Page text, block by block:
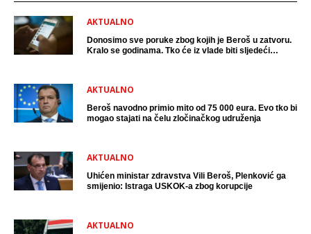
AKTUALNO
Donosimo sve poruke zbog kojih je Beroš u zatvoru.
Kralo se godinama. Tko će iz vlade biti sljedeći
AKTUALNO
Beroš navodno primio mito od 75 000 eura. Evo tko bi
mogao stajati na čelu zločinačkog udruženja
AKTUALNO
Uhićen ministar zdravstva Vili Beroš, Plenković ga
smijenio: Istraga USKOK-a zbog korupcije
AKTUALNO